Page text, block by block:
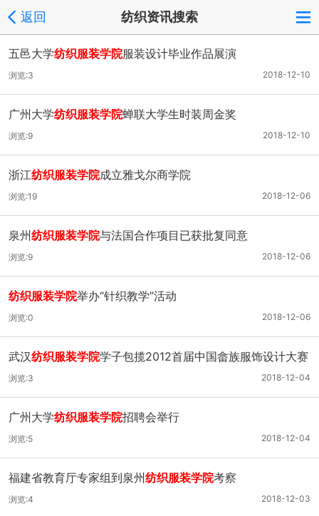
返回 纺织资讯搜索
五邑大学纺织服装学院服装设计毕业作品展演
2018-12-10
浏览:3
广州大学纺织服装学院蝉联大学生时装周金奖
2018-12-10
浏览:9
浙江纺织服装学院成立雅戈尔商学院
2018-12-06
浏览:19
泉州纺织服装学院与法国合作项目已获批复同意
2018-12-06
浏览:9
纺织服装学院举办“针织教学”活动
2018-12-06
浏览:0
武汉纺织服装学院学子包揽2012首届中国畲族服饰设计大赛
金、银、铜奖
2018-12-04
浏览:3
广州大学纺织服装学院招聘会举行
2018-12-04
浏览:5
福建省教育厅专家组到泉州纺织服装学院考察
2018-12-03
浏览:4